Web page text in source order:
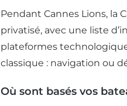
Pendant Cannes Lions, la
privatisé, avec une liste
plateformes
classique : navigation ou
Où sont basés vos